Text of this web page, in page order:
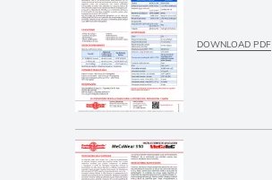
DOWNLOAD PDF